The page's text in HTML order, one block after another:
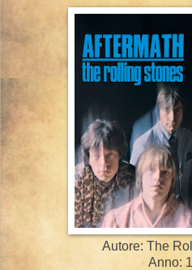
Autore: The
Anno: